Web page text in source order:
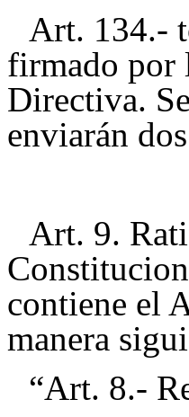
Art. 134.-
firmado por
Directiva.
enviarán
Art. 9.
contiene el
manera
“Art. 8.-